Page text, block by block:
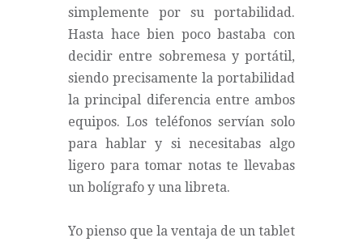
simplemente por su portabilidad.
Hasta hace bien poco bastaba con
decidir entre sobremesa y portátil,
siendo precisamente la portabilidad
la principal diferencia entre ambos
equipos. Los teléfonos servían solo
para hablar y si necesitabas algo
ligero para tomar notas te llevabas
un bolígrafo y una libreta.
Yo pienso que la ventaja de un tablet